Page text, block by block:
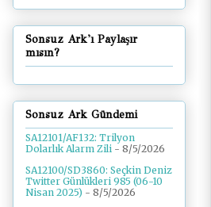
Sonsuz Ark'ı Paylaşır
mısın?
Sonsuz Ark Gündemi
SA12101/AF132: Trilyon
Dolarlık Alarm Zili - 8/5/2026
SA12100/SD3860: Seçkin Deniz
Twitter Günlükleri 985 (06-10
Nisan 2025) - 8/5/2026